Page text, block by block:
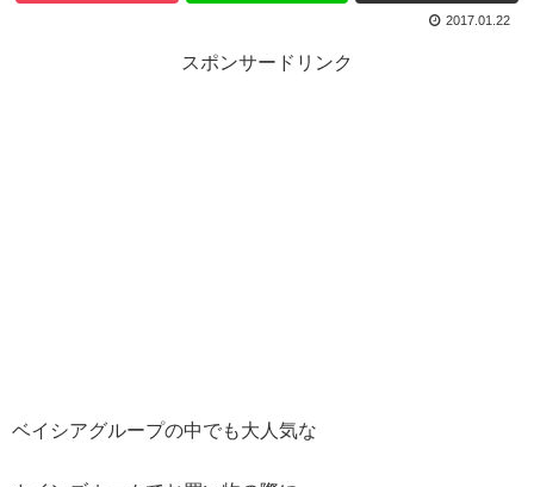
2017.01.22
スポンサードリンク
ベイシアグループの中でも大人気な